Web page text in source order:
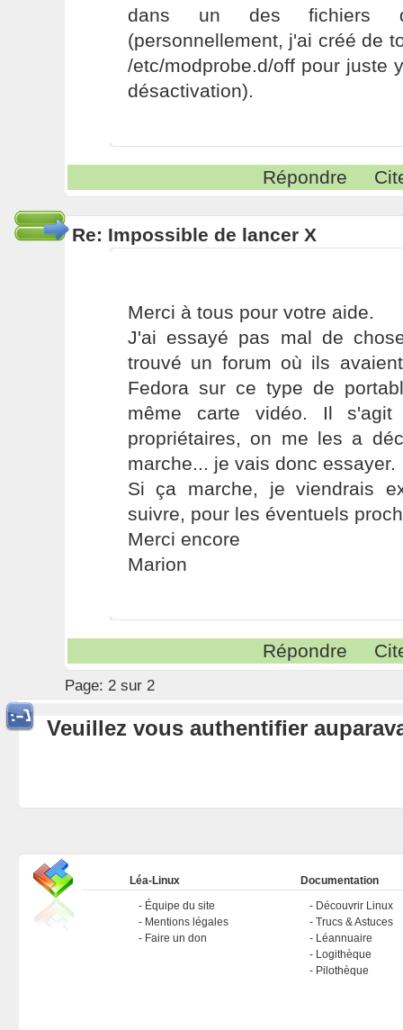
dans un des fichiers
(personnellement, j'ai créé de
/etc/modprobe.d/off pour juste
désactivation).
Répondre
Re: Impossible de lancer X
Merci à tous pour votre aide.
J'ai essayé pas mal de
trouvé un forum où ils
Fedora sur ce type de
même carte vidéo. Il
propriétaires, on me les a
marche... je vais donc essayer.
Si ça marche, je viendrais
suivre, pour les éventuels
Merci encore
Marion
Répondre
Page: 2 sur 2
Veuillez vous authentifier
Léa-Linux
Équipe du site
Mentions légales
Faire un don
Documentation
Découvrir Linux
Trucs & Astuces
Léannuaire
Logithèque
Pilothèque